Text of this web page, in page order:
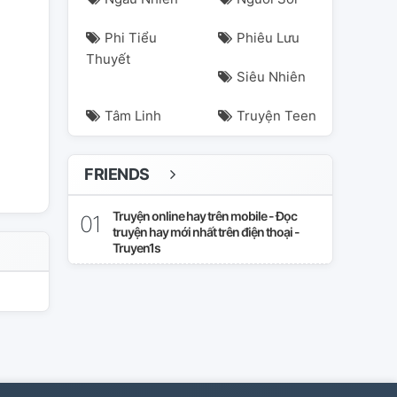
Phi Tiểu
Thuyết
Phiêu Lưu
Siêu Nhiên
Tâm Linh Truyện Teen
FRIENDS
Truyện online hay trên mobile - Đọc
truyện hay mới nhất trên điện thoại -
Truyen1s